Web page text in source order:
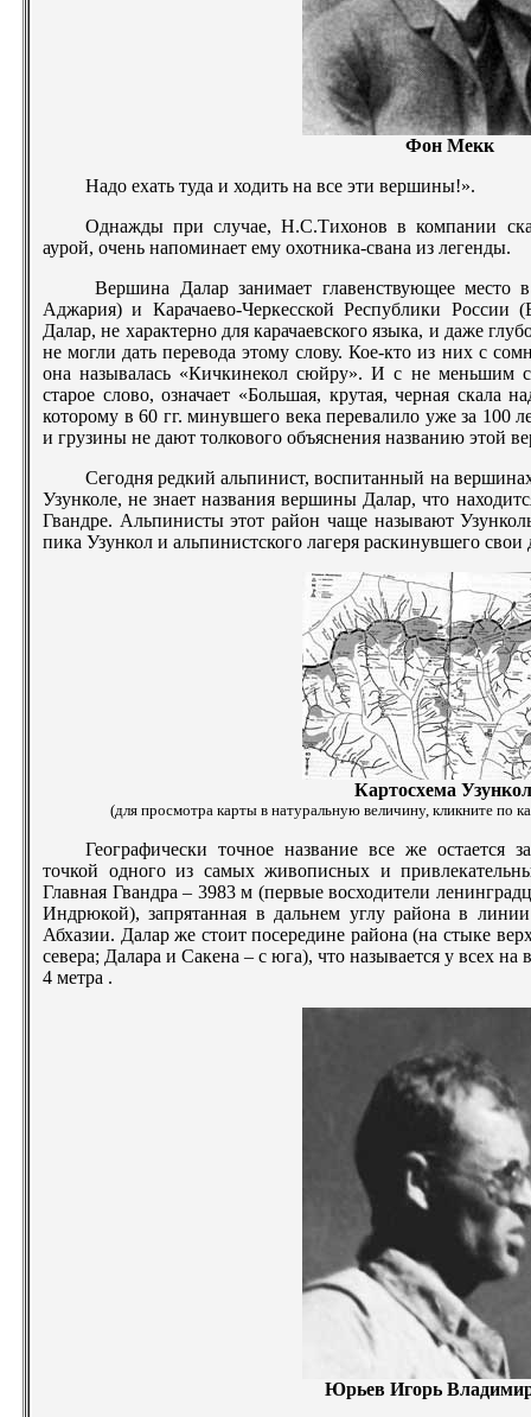
Фон Мекк
Надо ехать туда и ходить на все эти вершины!».
Однажды при случае, Н.С.Тихонов в компании
аурой, очень напоминает ему охотника-свана из легенды.
Вершина Далар занимает главенствующее место
Аджария) и Карачаево-Черкесской Республики
Далар, не характерно для карачаевского языка, и даже
не могли дать перевода этому слову. Кое-кто из них с
она называлась «Кичкинекол сюйру». И с не меньшим
старое слово, означает «Большая, крутая, черная скала
которому в 60 гг. минувшего века перевалило уже за 100
и грузины не дают толкового объяснения названию этой
Сегодня редкий альпинист, воспитанный на
Узунколе, не знает названия вершины Далар, что
Гвандре. Альпинисты этот район чаще называют
пика Узункол и альпинистского лагеря раскинувшего
Картосхема
(для просмотра карты в натуральную величину, кликните по
Географически точное название все же остается
точкой одного из самых живописных и
Главная Гвандра – 3983 м (первые восходители
Индрюкой), запрятанная в дальнем углу района в
Абхазии. Далар же стоит посередине района (на стыке
севера; Далара и Сакена – с юга), что называется у всех
4 метра .
Юрьев Игорь